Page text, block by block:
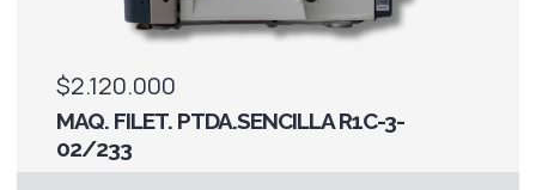
$2.120.000
MAQ. FILET. PTDA.SENCILLA R1C-3-
02/233